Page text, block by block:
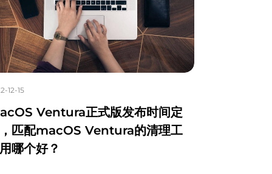
12-15
Ventura正式版发布时间定
匹配macOS Ventura的清理工
哪个好？